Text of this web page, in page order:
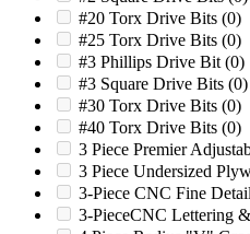
20/30(0)
20/36(0)
200(0)
200-6H(0)
2000XL(0)
200U(0)
200XP (0)
2012(0)
2018(0)
2018D(0)
#20 Torx Drive Bits (0)
#25 Torx Drive Bits (0)
#3 Phillips Drive Bit (0)
#3 Square Drive Bits (0)
#30 Torx Drive Bits (0)
#40 Torx Drive Bits (0)
3 Piece Premier
3 Piece Undersized
3-Piece CNC Fine
3-PieceCNC Lettering